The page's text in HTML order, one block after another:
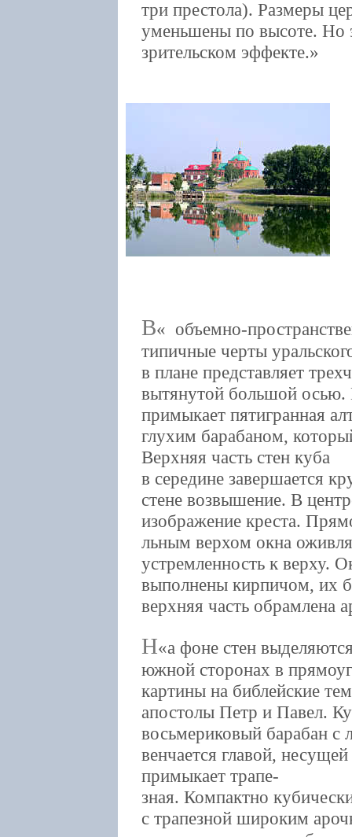
три престола). Размеры
уменьшены по высоте. Но
зрительском эффекте.
В
объемно-
типичные черты
в плане представляет
вытянутой большой осью.
примыкает пятигранная
глухим барабаном,
Верхняя часть стен куба
в середине завершается
стене возвышение. В
изображение креста.
льным верхом окна
устремленность к верху.
выполнены кирпичом, их
верхняя часть
Н а фоне стен
южной сторонах в
картины на библейские
апостолы Петр и Павел.
восьмериковый барабан
венчается главой,
примыкает трапе-
зная. Компактно
с трапезной широким